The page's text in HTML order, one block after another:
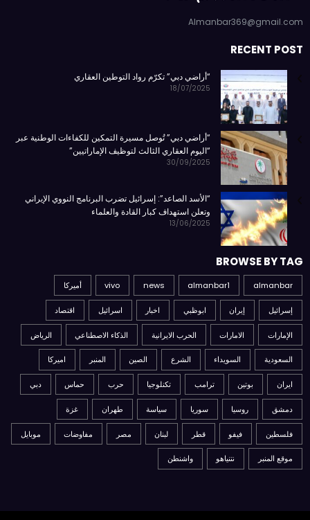
Almanbar369@gmail.com
RECENT POST
“أراضي دبي” تكرّم رواد التوطين العقاري
18/07/2025
“أراضي دبي” تُوصل مسيرة التمكين للكفاءات الوطنية عبر
“اليوم العقاري الثالث لتوظيف الإماراتيين”
30/09/2025
“الأسد الصاعد”: إسرائيل تضرب البرنامج النووي الإيراني
وتعلن استهداف كبار القادة والعلماء
13/06/2025
BROWSE BY TAG
almanbar
almanbar1
news
vivo أميركا
إسرائيل إيران ابوظبي اخبار اسرائيل اقتصاد
الإمارات الامارات الحرب الايرانية الذكاء الاصطناعي الرياض
السعودية السويداء الشرع الصين المنبر اميركا
ايران بوتين ترامب تكنلوجيا حرب حماس دبي
دمشق روسيا سوريا سياسة طهران غزة
فلسطين فيفو قطر لبنان مصر مفاوضات موبايل
موقع المنبر نتنياهو واشنطن